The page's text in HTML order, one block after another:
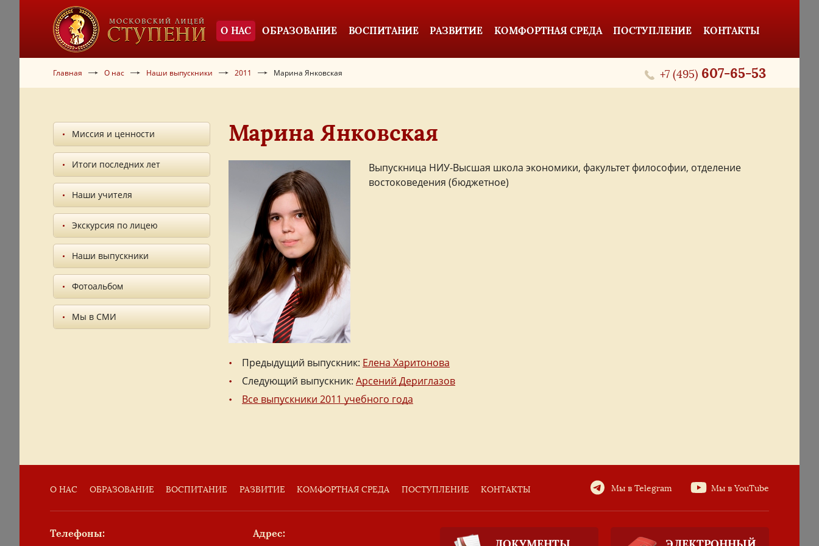
О НАС ОБРАЗОВАНИЕ ВОСПИТАНИЕ РАЗВИТИЕ КОМФОРТНАЯ СРЕДА ПОСТУПЛЕНИЕ КОНТАКТЫ
Главная О нас Наши выпускники 2011 Марина Янковская +7 (495) 607-65-53
Миссия и ценности
Итоги последних лет
Наши учителя
Экскурсия по лицею
Наши выпускники
Фотоальбом
Мы в СМИ
Марина Янковская
Выпускница НИУ-Высшая школа экономики, факультет философии, отделение
востоковедения (бюджетное)
Предыдущий выпускник: Елена Харитонова
Следующий выпускник: Арсений Дериглазов
Все выпускники 2011 учебного года
О НАС ОБРАЗОВАНИЕ ВОСПИТАНИЕ РАЗВИТИЕ КОМФОРТНАЯ СРЕДА ПОСТУПЛЕНИЕ КОНТАКТЫ Мы в Telegram Мы в YouTube
Телефоны: Адрес: